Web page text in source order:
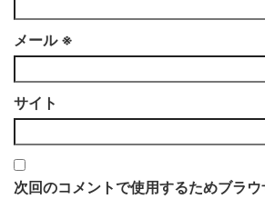
メール ※
サイト
次回のコメントで使用するためブラウ